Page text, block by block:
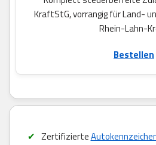
KraftStG, vorrangig für Land-
Rhein-Lahn-
Bestellen
Zertifizierte